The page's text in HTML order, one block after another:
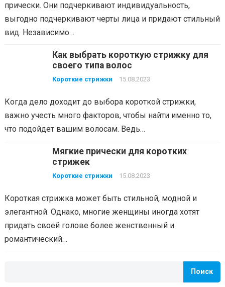
прически. Они подчеркивают индивидуальность,
выгодно подчеркивают черты лица и придают стильный
вид. Независимо…
Как выбрать короткую стрижку для
своего типа волос
Короткие стрижки 15.08.2023
Когда дело доходит до выбора короткой стрижки,
важно учесть много факторов, чтобы найти именно то,
что подойдет вашим волосам. Ведь…
Мягкие прически для коротких
стрижек
Короткие стрижки 15.08.2023
Короткая стрижка может быть стильной, модной и
элегантной. Однако, многие женщины иногда хотят
придать своей голове более женственный и
романтический…
Поиск